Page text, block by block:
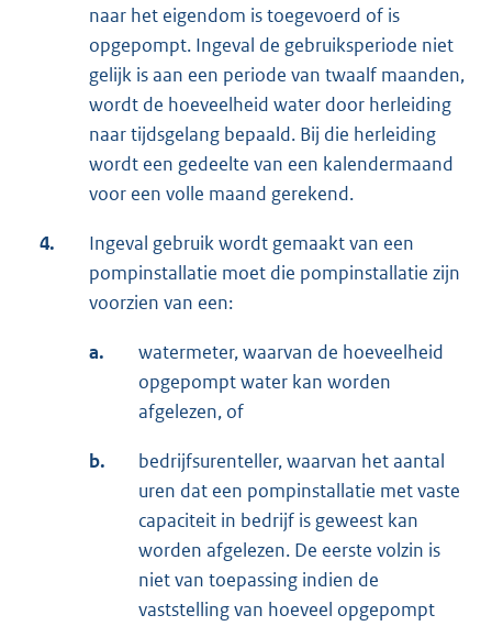
naar het eigendom is toegevoerd of is
opgepompt. Ingeval de gebruiksperiode niet
gelijk is aan een periode van twaalf maanden,
wordt de hoeveelheid water door herleiding
naar tijdsgelang bepaald. Bij die herleiding
wordt een gedeelte van een kalendermaand
voor een volle maand gerekend.
4.
Ingeval gebruik wordt gemaakt van een
pompinstallatie moet die pompinstallatie zijn
voorzien van een:
a.
watermeter, waarvan de hoeveelheid
opgepompt water kan worden
afgelezen, of
b.
bedrijfsurenteller, waarvan het aantal
uren dat een pompinstallatie met vaste
capaciteit in bedrijf is geweest kan
worden afgelezen. De eerste volzin is
niet van toepassing indien de
vaststelling van hoeveel opgepompt